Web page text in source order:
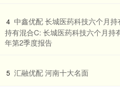
4 中鑫优配 长城医药科技六个月
持有混合C: 长城医药科技六个月持
年第2季度报告
5 ​汇融优配 河南十大名面